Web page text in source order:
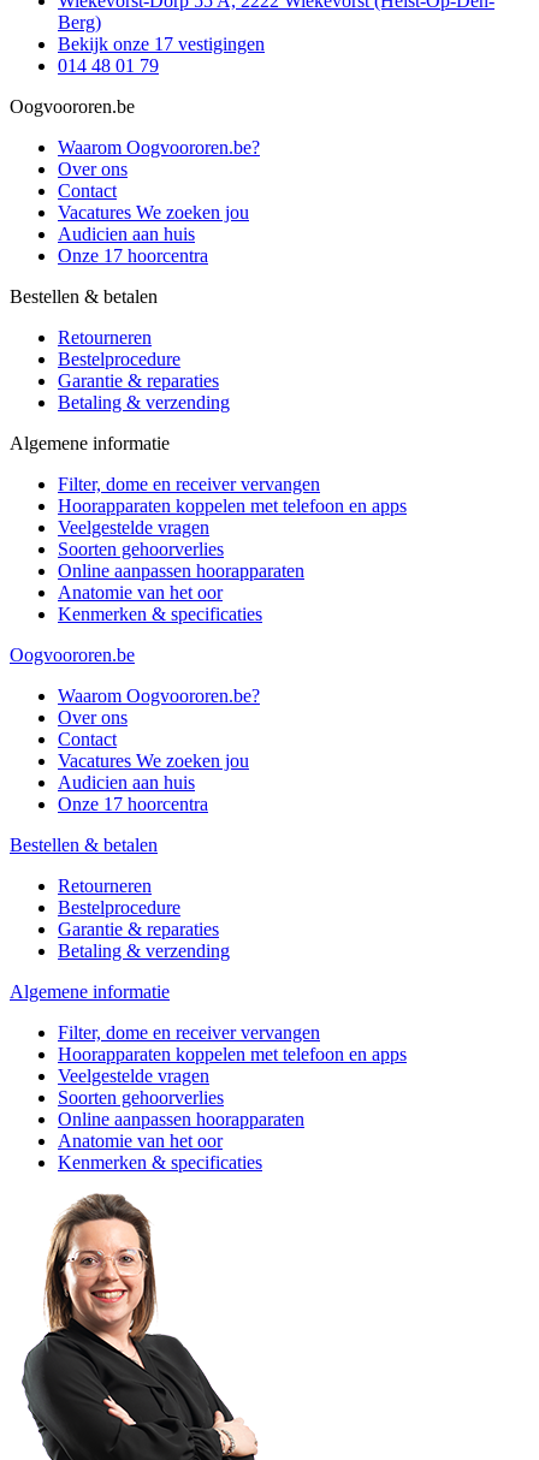
Berg)
Bekijk onze 17 vestigingen
014 48 01 79
Oogvoororen.be
Waarom Oogvoororen.be?
Over ons
Contact
Vacatures We zoeken jou
Audicien aan huis
Onze 17 hoorcentra
Bestellen & betalen
Retourneren
Bestelprocedure
Garantie & reparaties
Betaling & verzending
Algemene informatie
Filter, dome en receiver vervangen
Hoorapparaten koppelen met telefoon en apps
Veelgestelde vragen
Soorten gehoorverlies
Online aanpassen hoorapparaten
Anatomie van het oor
Kenmerken & specificaties
Oogvoororen.be
Waarom Oogvoororen.be?
Over ons
Contact
Vacatures We zoeken jou
Audicien aan huis
Onze 17 hoorcentra
Bestellen & betalen
Retourneren
Bestelprocedure
Garantie & reparaties
Betaling & verzending
Algemene informatie
Filter, dome en receiver vervangen
Hoorapparaten koppelen met telefoon en apps
Veelgestelde vragen
Soorten gehoorverlies
Online aanpassen hoorapparaten
Anatomie van het oor
Kenmerken & specificaties